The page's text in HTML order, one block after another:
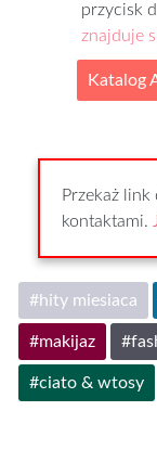
przycisk
znajduje
Katalog
Przekaż
kontaktami.